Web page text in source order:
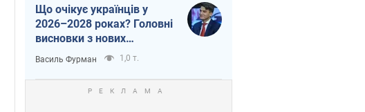
Що очікує українців у
2026–2028 роках? Головні
висновки з нових
прогнозів від НБУ
Василь Фурман 1,0 т.